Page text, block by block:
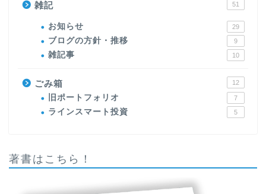
雑記 51
お知らせ 29
ブログの方針・推移 9
雑記事 10
ごみ箱 12
旧ポートフォリオ 7
ラインスマート投資 5
著書はこちら！